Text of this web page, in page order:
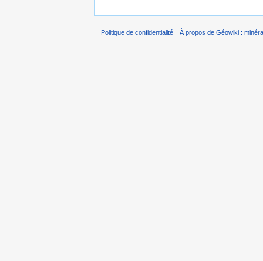
Politique de confidentialité À propos de Géowiki :